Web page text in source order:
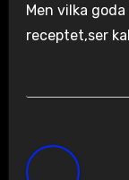
Men vilka
receptet,ser